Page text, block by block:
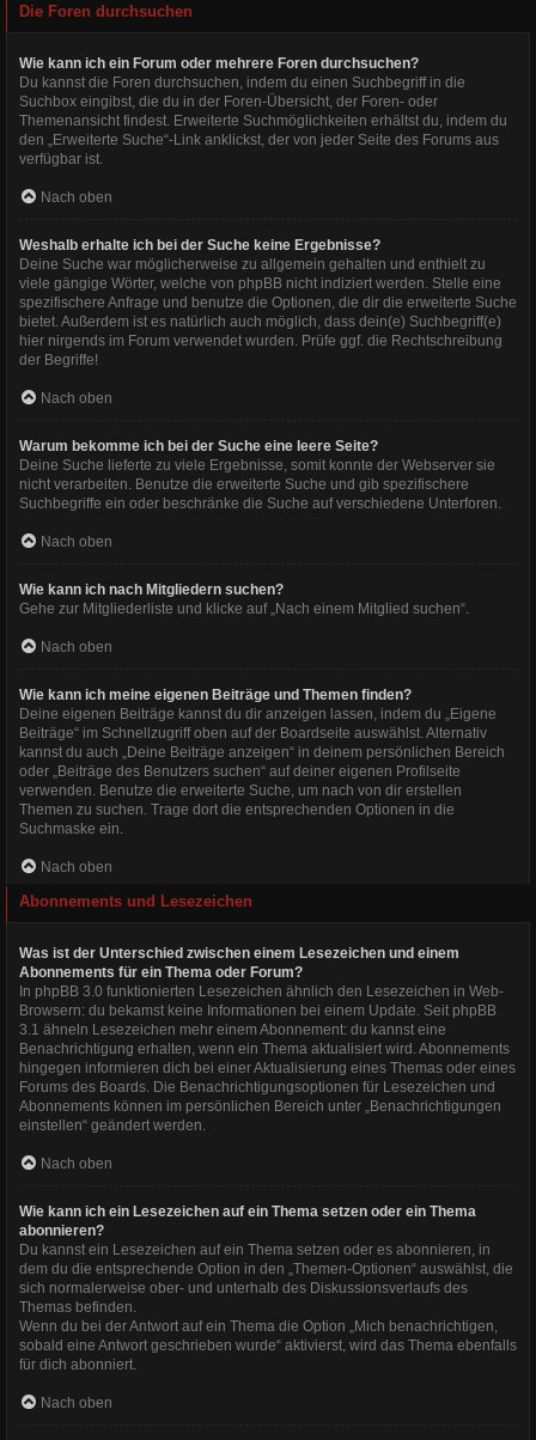
Die Foren durchsuchen
Wie kann ich ein Forum oder mehrere Foren durchsuchen?
Du kannst die Foren durchsuchen, indem du einen Suchbegriff in die
Suchbox eingibst, die du in der Foren-Übersicht, der Foren- oder
Themenansicht findest. Erweiterte Suchmöglichkeiten erhältst du, indem du
den „Erweiterte Suche“-Link anklickst, der von jeder Seite des Forums aus
verfügbar ist.
Nach oben
Weshalb erhalte ich bei der Suche keine Ergebnisse?
Deine Suche war möglicherweise zu allgemein gehalten und enthielt zu
viele gängige Wörter, welche von phpBB nicht indiziert werden. Stelle eine
spezifischere Anfrage und benutze die Optionen, die dir die erweiterte Suche
bietet. Außerdem ist es natürlich auch möglich, dass dein(e) Suchbegriff(e)
hier nirgends im Forum verwendet wurden. Prüfe ggf. die Rechtschreibung
der Begriffe!
Nach oben
Warum bekomme ich bei der Suche eine leere Seite?
Deine Suche lieferte zu viele Ergebnisse, somit konnte der Webserver sie
nicht verarbeiten. Benutze die erweiterte Suche und gib spezifischere
Suchbegriffe ein oder beschränke die Suche auf verschiedene Unterforen.
Nach oben
Wie kann ich nach Mitgliedern suchen?
Gehe zur Mitgliederliste und klicke auf „Nach einem Mitglied suchen“.
Nach oben
Wie kann ich meine eigenen Beiträge und Themen finden?
Deine eigenen Beiträge kannst du dir anzeigen lassen, indem du „Eigene
Beiträge“ im Schnellzugriff oben auf der Boardseite auswählst. Alternativ
kannst du auch „Deine Beiträge anzeigen“ in deinem persönlichen Bereich
oder „Beiträge des Benutzers suchen“ auf deiner eigenen Profilseite
verwenden. Benutze die erweiterte Suche, um nach von dir erstellen
Themen zu suchen. Trage dort die entsprechenden Optionen in die
Suchmaske ein.
Nach oben
Abonnements und Lesezeichen
Was ist der Unterschied zwischen einem Lesezeichen und einem
Abonnements für ein Thema oder Forum?
In phpBB 3.0 funktionierten Lesezeichen ähnlich den Lesezeichen in Web-
Browsern: du bekamst keine Informationen bei einem Update. Seit phpBB
3.1 ähneln Lesezeichen mehr einem Abonnement: du kannst eine
Benachrichtigung erhalten, wenn ein Thema aktualisiert wird. Abonnements
hingegen informieren dich bei einer Aktualisierung eines Themas oder eines
Forums des Boards. Die Benachrichtigungsoptionen für Lesezeichen und
Abonnements können im persönlichen Bereich unter „Benachrichtigungen
einstellen“ geändert werden.
Nach oben
Wie kann ich ein Lesezeichen auf ein Thema setzen oder ein Thema
abonnieren?
Du kannst ein Lesezeichen auf ein Thema setzen oder es abonnieren, in
dem du die entsprechende Option in den „Themen-Optionen“ auswählst, die
sich normalerweise ober- und unterhalb des Diskussionsverlaufs des
Themas befinden.
Wenn du bei der Antwort auf ein Thema die Option „Mich benachrichtigen,
sobald eine Antwort geschrieben wurde“ aktivierst, wird das Thema ebenfalls
für dich abonniert.
Nach oben